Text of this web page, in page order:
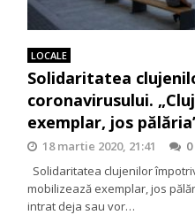
LOCALE
Solidaritatea
coronavirusului.
exemplar, jos
18 martie 2020, 21:41
Solidaritatea clujenilor
mobilizează exemplar, jos
intrat deja sau vor…